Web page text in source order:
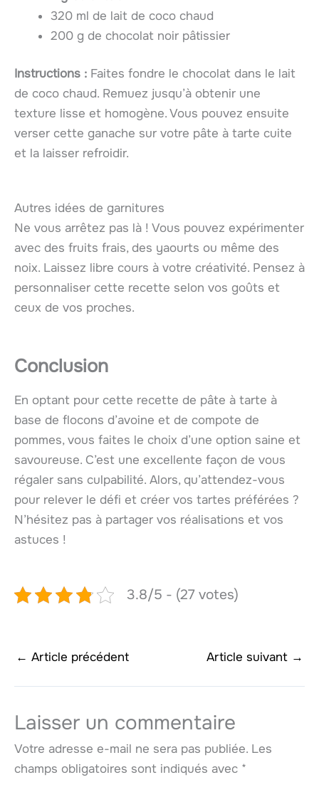
320 ml de lait de coco chaud
200 g de chocolat noir pâtissier
Instructions : Faites fondre le chocolat dans le lait
de coco chaud. Remuez jusqu’à obtenir une
texture lisse et homogène. Vous pouvez ensuite
verser cette ganache sur votre pâte à tarte cuite
et la laisser refroidir.
Autres idées de garnitures
Ne vous arrêtez pas là ! Vous pouvez expérimenter
avec des fruits frais, des yaourts ou même des
noix. Laissez libre cours à votre créativité. Pensez à
personnaliser cette recette selon vos goûts et
ceux de vos proches.
Conclusion
En optant pour cette recette de pâte à tarte à
base de flocons d’avoine et de compote de
pommes, vous faites le choix d’une option saine et
savoureuse. C’est une excellente façon de vous
régaler sans culpabilité. Alors, qu’attendez-vous
pour relever le défi et créer vos tartes préférées ?
N’hésitez pas à partager vos réalisations et vos
astuces !
3.8/5 - (27 votes)
← Article précédent Article suivant →
Laisser un commentaire
Votre adresse e-mail ne sera pas publiée. Les
champs obligatoires sont indiqués avec *